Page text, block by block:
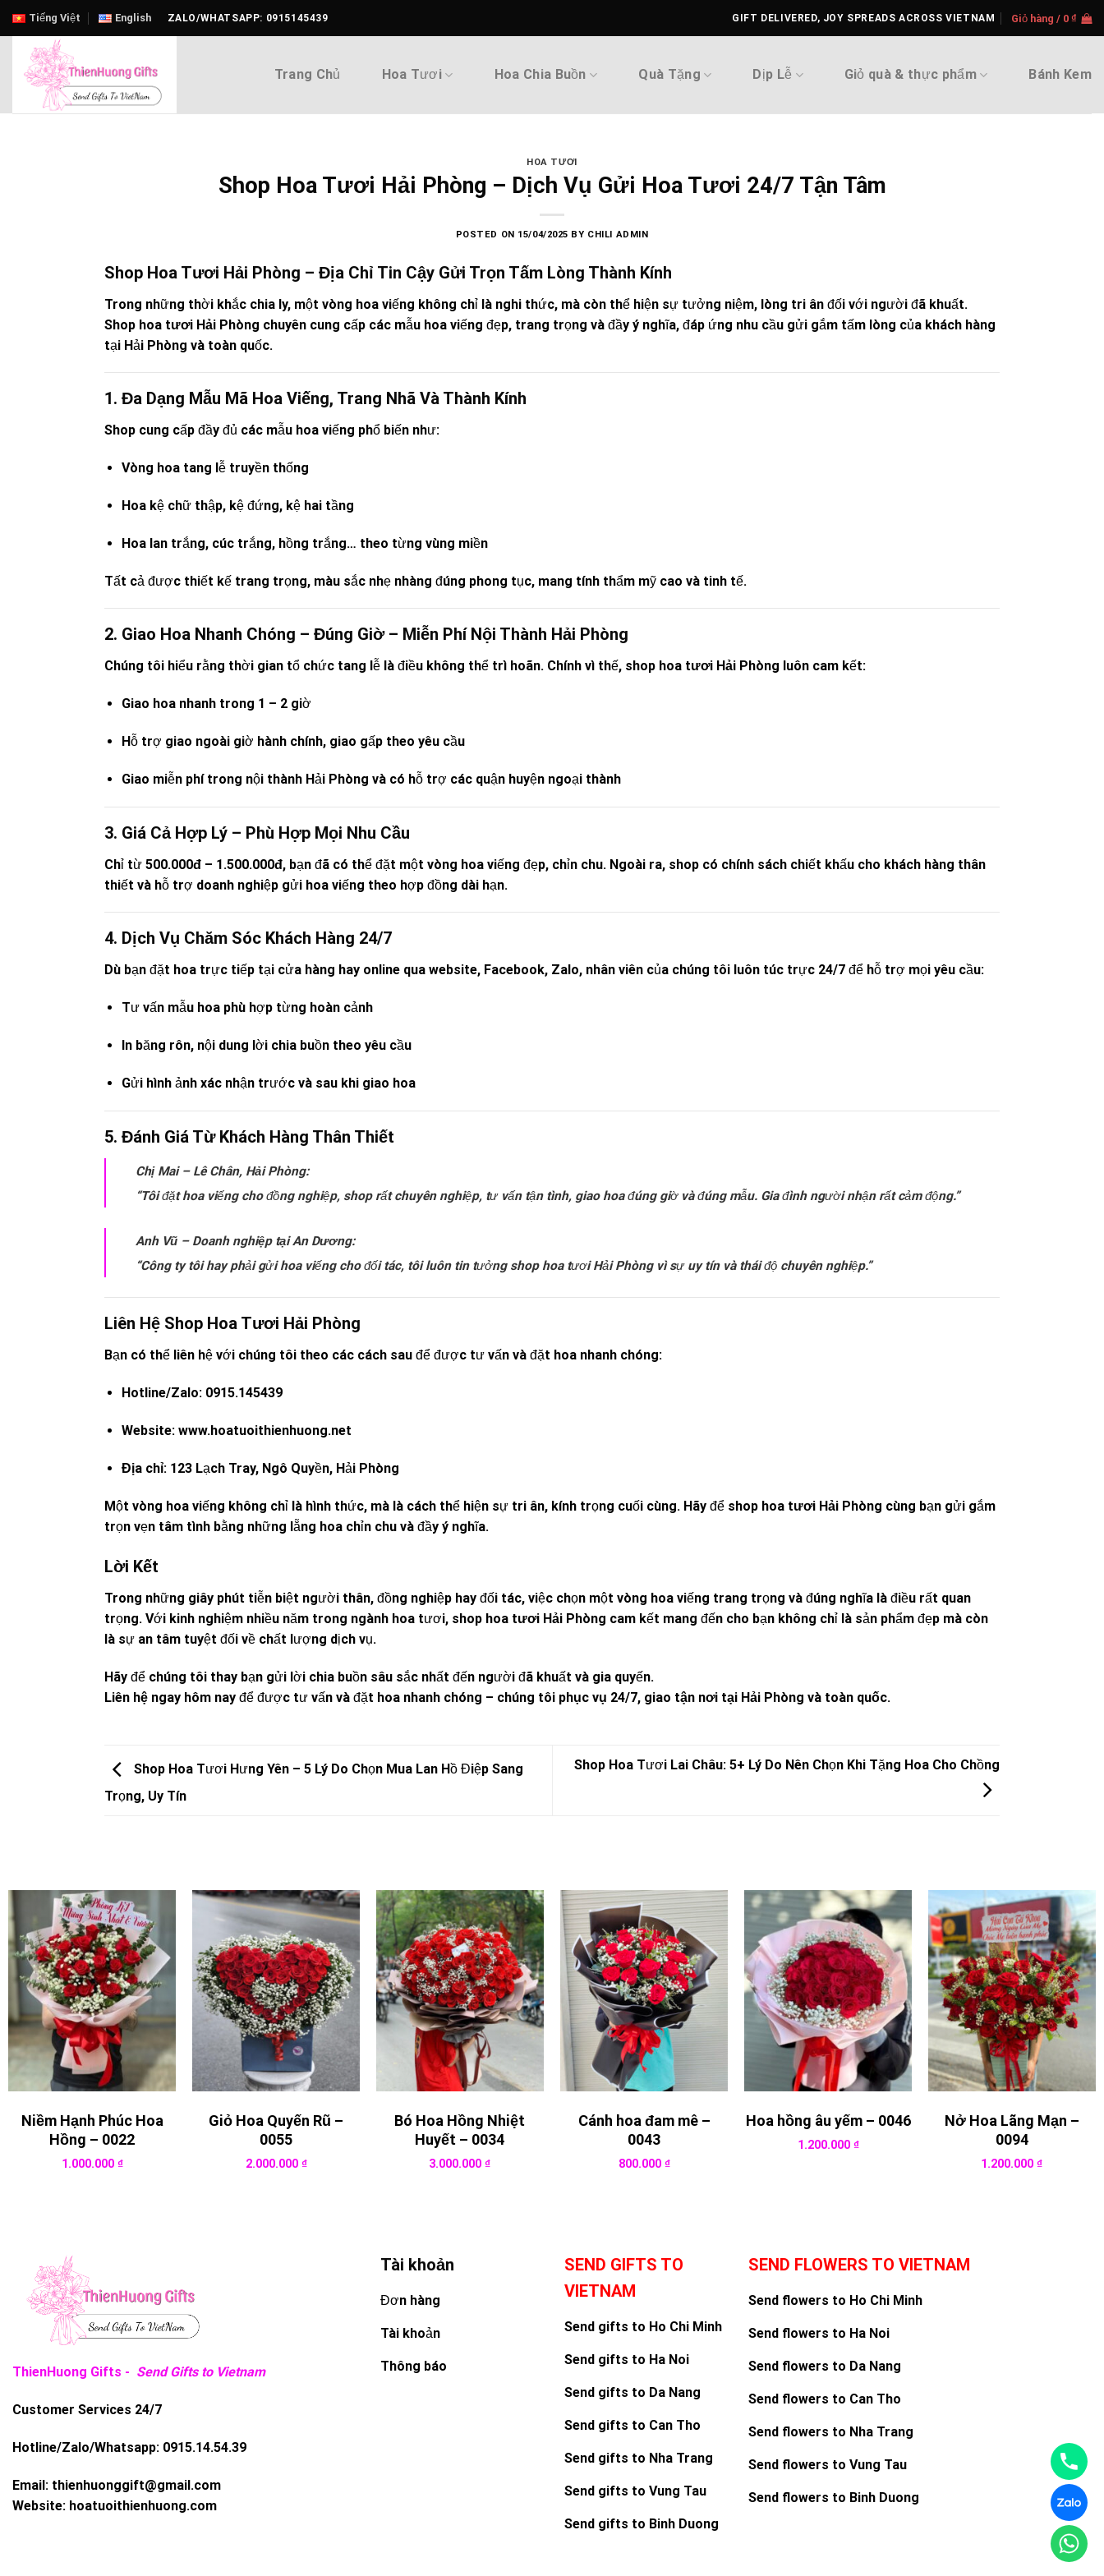
Skip
content
Tiếng Việt English ZALO/WHATSAPP: 0915145439 GIFT DELIVERED, JOY SPREADS ACROSS VIETNAM Giỏ hàng / 0 ₫
Trang Chủ Hoa Tươi Hoa Chia Buồn Quà Tặng Dịp Lễ Giỏ quà & thực phẩm Bánh Kem
HOA TƯƠI
Shop Hoa Tươi Hải Phòng – Dịch Vụ Gửi Hoa Tươi 24/7 Tận Tâm
POSTED ON 15/04/2025 BY CHILI ADMIN
Shop Hoa Tươi Hải Phòng – Địa Chỉ Tin Cậy Gửi Trọn Tấm Lòng Thành Kính
Trong những thời khắc chia ly, một vòng hoa viếng không chỉ là nghi thức, mà còn thể hiện sự tưởng niệm, lòng tri ân đối với người đã khuất.
Shop hoa tươi Hải Phòng chuyên cung cấp các mẫu hoa viếng đẹp, trang trọng và đầy ý nghĩa, đáp ứng nhu cầu gửi gắm tấm lòng của khách hàng
tại Hải Phòng và toàn quốc.
1. Đa Dạng Mẫu Mã Hoa Viếng, Trang Nhã Và Thành Kính
Shop cung cấp đầy đủ các mẫu hoa viếng phổ biến như:
Vòng hoa tang lễ truyền thống
Hoa kệ chữ thập, kệ đứng, kệ hai tầng
Hoa lan trắng, cúc trắng, hồng trắng… theo từng vùng miền
Tất cả được thiết kế trang trọng, màu sắc nhẹ nhàng đúng phong tục, mang tính thẩm mỹ cao và tinh tế.
2. Giao Hoa Nhanh Chóng – Đúng Giờ – Miễn Phí Nội Thành Hải Phòng
Chúng tôi hiểu rằng thời gian tổ chức tang lễ là điều không thể trì hoãn. Chính vì thế, shop hoa tươi Hải Phòng luôn cam kết:
Giao hoa nhanh trong 1 – 2 giờ
Hỗ trợ giao ngoài giờ hành chính, giao gấp theo yêu cầu
Giao miễn phí trong nội thành Hải Phòng và có hỗ trợ các quận huyện ngoại thành
3. Giá Cả Hợp Lý – Phù Hợp Mọi Nhu Cầu
Chỉ từ 500.000đ – 1.500.000đ, bạn đã có thể đặt một vòng hoa viếng đẹp, chỉn chu. Ngoài ra, shop có chính sách chiết khấu cho khách hàng thân
thiết và hỗ trợ doanh nghiệp gửi hoa viếng theo hợp đồng dài hạn.
4. Dịch Vụ Chăm Sóc Khách Hàng 24/7
Dù bạn đặt hoa trực tiếp tại cửa hàng hay online qua website, Facebook, Zalo, nhân viên của chúng tôi luôn túc trực 24/7 để hỗ trợ mọi yêu cầu:
Tư vấn mẫu hoa phù hợp từng hoàn cảnh
In băng rôn, nội dung lời chia buồn theo yêu cầu
Gửi hình ảnh xác nhận trước và sau khi giao hoa
5. Đánh Giá Từ Khách Hàng Thân Thiết
Chị Mai – Lê Chân, Hải Phòng:
“Tôi đặt hoa viếng cho đồng nghiệp, shop rất chuyên nghiệp, tư vấn tận tình, giao hoa đúng giờ và đúng mẫu. Gia đình người nhận rất cảm động.”
Anh Vũ – Doanh nghiệp tại An Dương:
“Công ty tôi hay phải gửi hoa viếng cho đối tác, tôi luôn tin tưởng shop hoa tươi Hải Phòng vì sự uy tín và thái độ chuyên nghiệp.”
Liên Hệ Shop Hoa Tươi Hải Phòng
Bạn có thể liên hệ với chúng tôi theo các cách sau để được tư vấn và đặt hoa nhanh chóng:
Hotline/Zalo:0915.145439
Website: www.hoatuoithienhuong.net
Địa chỉ:123 Lạch Tray, Ngô Quyền, Hải Phòng
Một vòng hoa viếng không chỉ là hình thức, mà là cách thể hiện sự tri ân, kính trọng cuối cùng. Hãy để shop hoa tươi Hải Phòng cùng bạn gửi gắm
trọn vẹn tâm tình bằng những lẵng hoa chỉn chu và đầy ý nghĩa.
Lời Kết
Trong những giây phút tiễn biệt người thân, đồng nghiệp hay đối tác, việc chọn một vòng hoa viếng trang trọng và đúng nghĩa là điều rất quan
trọng. Với kinh nghiệm nhiều năm trong ngành hoa tươi, shop hoa tươi Hải Phòng cam kết mang đến cho bạn không chỉ là sản phẩm đẹp mà còn
là sự an tâm tuyệt đối về chất lượng dịch vụ.
Hãy để chúng tôi thay bạn gửi lời chia buồn sâu sắc nhất đến người đã khuất và gia quyến.
Liên hệ ngay hôm nay để được tư vấn và đặt hoa nhanh chóng – chúng tôi phục vụ 24/7, giao tận nơi tại Hải Phòng và toàn quốc.
Shop Hoa Tươi Hưng Yên – 5 Lý Do Chọn Mua Lan Hồ Điệp Sang
Trọng, Uy Tín
Shop Hoa Tươi Lai Châu: 5+ Lý Do Nên Chọn Khi Tặng Hoa Cho Chồng
Niềm Hạnh Phúc Hoa
Hồng – 0022
1.000.000 ₫
Giỏ Hoa Quyến Rũ –
0055
2.000.000 ₫
Bó Hoa Hồng Nhiệt
Huyết – 0034
3.000.000₫
Cánh hoa đam mê –
0043
800.000 ₫
Hoa hồng âu yếm – 0046
1.200.000 ₫
Nở Hoa Lãng Mạn –
0094
1.200.000₫
ThienHuong Gifts - Send Gifts to Vietnam
Customer Services 24/7
Hotline/Zalo/Whatsapp: 0915.14.54.39
Email: thienhuonggift@gmail.com
Website: hoatuoithienhuong.com
Tài khoản
Đơn hàng
Tài khoản
Thông báo
SEND GIFTS TO
VIETNAM
Send gifts to Ho Chi Minh
Send gifts to Ha Noi
Send gifts to Da Nang
Send gifts to Can Tho
Send gifts to Nha Trang
Send gifts to Vung Tau
Send gifts to Binh Duong
SEND FLOWERS TO VIETNAM
Send flowers to Ho Chi Minh
Send flowers to Ha Noi
Send flowers to Da Nang
Send flowers to Can Tho
Send flowers to Nha Trang
Send flowers to Vung Tau
Send flowers to Binh Duong